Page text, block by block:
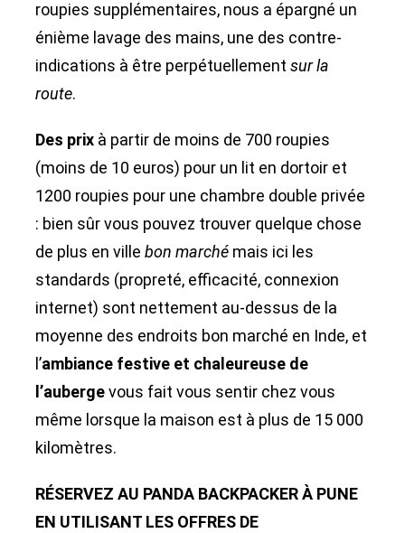
roupies supplémentaires, nous a épargné un
énième lavage des mains, une des contre-
indications à être perpétuellement sur la
route.
Des prix à partir de moins de 700 roupies
(moins de 10 euros) pour un lit en dortoir et
1200 roupies pour une chambre double privée
: bien sûr vous pouvez trouver quelque chose
de plus en ville bon marché mais ici les
standards (propreté, efficacité, connexion
internet) sont nettement au-dessus de la
moyenne des endroits bon marché en Inde, et
l’ambiance festive et chaleureuse de
l’aubergevous fait vous sentir chez vous
même lorsque la maison est à plus de 15 000
kilomètres.
RÉSERVEZ AU PANDA BACKPACKER À PUNE
EN UTILISANT LES OFFRES DE